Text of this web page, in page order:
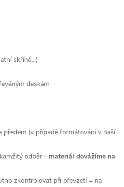
skříně...)
deskám
předem (v případě formátování v naší
odběr - materiál dovážíme na
zkontrolovat při převzetí = na